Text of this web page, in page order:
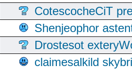
CotescocheCiT
Shenjeophor
Drostesot
claimesalkild